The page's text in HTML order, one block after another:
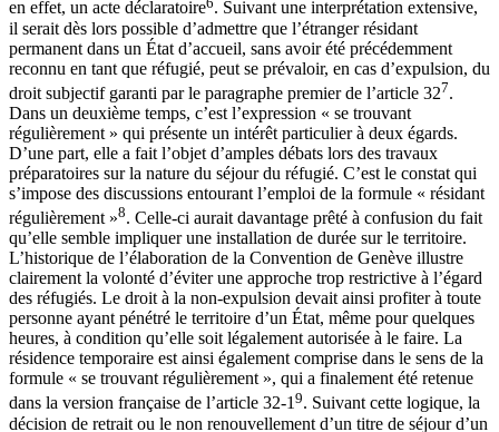
en effet, un acte déclaratoire . Suivant une interprétation extensive,
il serait dès lors possible d’admettre que l’étranger résidant
permanent dans un État d’accueil, sans avoir été précédemment
reconnu en tant que réfugié, peut se prévaloir, en cas d’expulsion, du
droit subjectif garanti par le paragraphe premier de l’article 327.
Dans un deuxième temps, c’est l’expression « se trouvant
régulièrement » qui présente un intérêt particulier à deux égards.
D’une part, elle a fait l’objet d’amples débats lors des travaux
préparatoires sur la nature du séjour du réfugié. C’est le constat qui
s’impose des discussions entourant l’emploi de la formule « résidant
régulièrement »8. Celle-ci aurait davantage prêté à confusion du fait
qu’elle semble impliquer une installation de durée sur le territoire.
L’historique de l’élaboration de la Convention de Genève illustre
clairement la volonté d’éviter une approche trop restrictive à l’égard
des réfugiés. Le droit à la non-expulsion devait ainsi profiter à toute
personne ayant pénétré le territoire d’un État, même pour quelques
heures, à condition qu’elle soit légalement autorisée à le faire. La
résidence temporaire est ainsi également comprise dans le sens de la
formule « se trouvant régulièrement », qui a finalement été retenue
dans la version française de l’article 32-19. Suivant cette logique, la
décision de retrait ou le non renouvellement d’un titre de séjour d’un